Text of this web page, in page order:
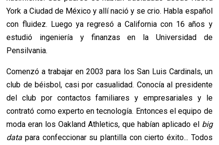
York a Ciudad de México y allí nació y se crio. Habla español
con fluidez. Luego ya regresó a California con 16 años y
estudió ingeniería y finanzas en la Universidad de
Pensilvania.
Comenzó a trabajar en 2003 para los San Luis Cardinals, un
club de béisbol, casi por casualidad. Conocía al presidente
del club por contactos familiares y empresariales y le
contrató como experto en tecnología. Entonces el equipo de
moda eran los Oakland Athletics, que habían aplicado el big
data para confeccionar su plantilla con cierto éxito... Todos